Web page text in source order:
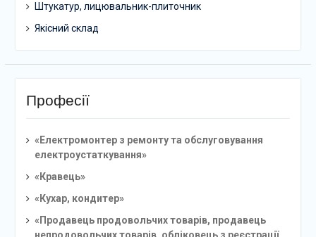
Штукатур, лицювальник-плиточник
Якісний склад
Професії
«Електромонтер з ремонту та обслуговування
електроустаткування»
«Кравець»
«Кухар, кондитер»
«Продавець продовольчих товарів, продавець